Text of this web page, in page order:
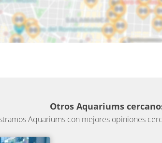
Otros Aquariums
Aquariums con mejores opiniones